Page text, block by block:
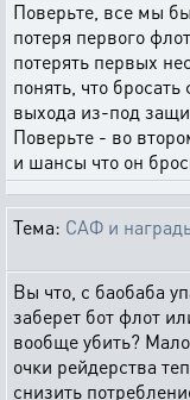
Поверьте, все мы
потеря первого
потерять первых
понять, что
выхода из-под
Поверьте - во
и шансы что он
Тема: САФ и
Вы что, с баобаба
заберет бот флот
вообще убить?
очки рейдерства
снизить